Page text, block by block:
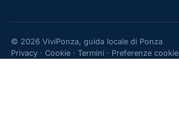
© 2026 ViviPonza, guida locale di Ponza
Privacy· Cookie· Termini · Preferenze cookie